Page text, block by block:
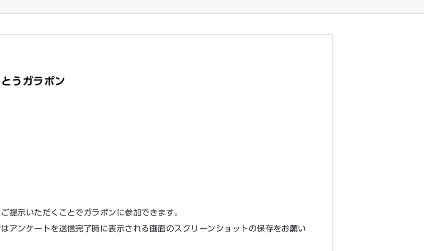
うガラポン
提示いただくことでガラポンに参加できます。
アンケートを送信完了時に表示される画面のスクリーンショットの保存をお願い